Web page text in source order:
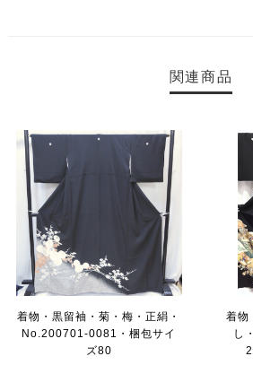
関連商品
着物・黒留袖・菊・梅・正絹・
No.200701-0081・梱包サイ
ズ80
着物
し